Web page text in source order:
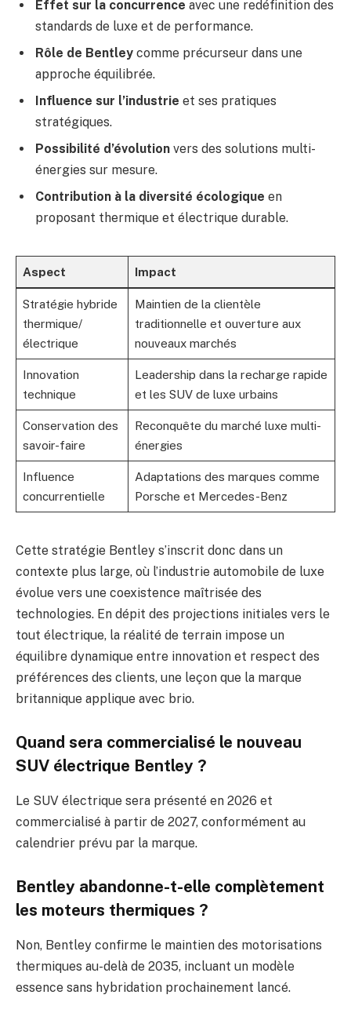
Effet sur la concurrence avec une redéfinition des
standards de luxe et de performance.
Rôle de Bentley comme précurseur dans une
approche équilibrée.
Influence sur l’industrie et ses pratiques
stratégiques.
Possibilité d’évolution vers des solutions multi-
énergies sur mesure.
Contribution à la diversité écologique en
proposant thermique et électrique durable.
Aspect Impact
Stratégie hybride
thermique/
électrique
Maintien de la clientèle
traditionnelle et ouverture aux
nouveaux marchés
Innovation
technique
Leadership dans la recharge rapide
et les SUV de luxe urbains
Conservation des
savoir-faire
Reconquête du marché luxe multi-
énergies
Influence
concurrentielle
Adaptations des marques comme
Porsche et Mercedes-Benz
Cette stratégie Bentley s’inscrit donc dans un
contexte plus large, où l’industrie automobile de luxe
évolue vers une coexistence maîtrisée des
technologies. En dépit des projections initiales vers le
tout électrique, la réalité de terrain impose un
équilibre dynamique entre innovation et respect des
préférences des clients, une leçon que la marque
britannique applique avec brio.
Quand sera commercialisé le nouveau
SUV électrique Bentley ?
Le SUV électrique sera présenté en 2026 et
commercialisé à partir de 2027, conformément au
calendrier prévu par la marque.
Bentley abandonne-t-elle complètement
les moteurs thermiques ?
Non, Bentley confirme le maintien des motorisations
thermiques au-delà de 2035, incluant un modèle
essence sans hybridation prochainement lancé.